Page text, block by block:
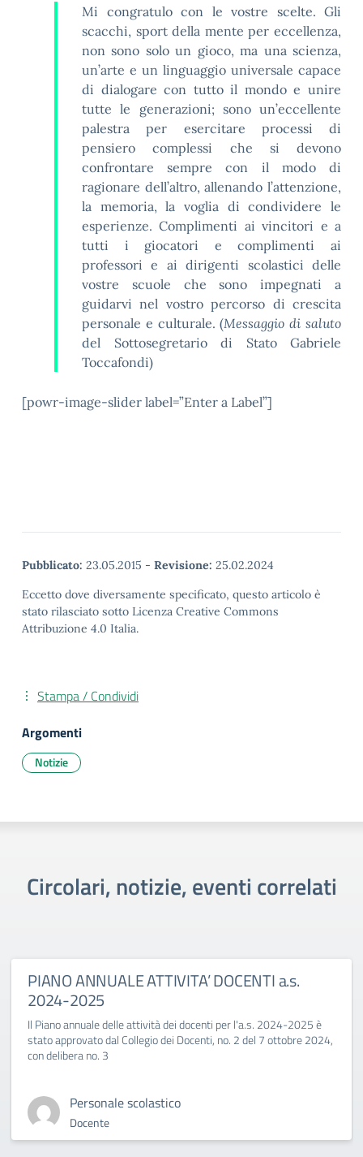
Mi congratulo con le vostre scelte. Gli
scacchi, sport della mente per eccellenza,
non sono solo un gioco, ma una scienza,
un’arte e un linguaggio universale capace
di dialogare con tutto il mondo e unire
tutte le generazioni; sono un’eccellente
palestra per esercitare processi di
pensiero complessi che si devono
confrontare sempre con il modo di
ragionare dell’altro, allenando l’attenzione,
la memoria, la voglia di condividere le
esperienze. Complimenti ai vincitori e a
tutti i giocatori e complimenti ai
professori e ai dirigenti scolastici delle
vostre scuole che sono impegnati a
guidarvi nel vostro percorso di crescita
personale e culturale. (Messaggio di saluto
del Sottosegretario di Stato Gabriele
Toccafondi)
[powr-image-slider label=”Enter a Label”]
Pubblicato: 23.05.2015 - Revisione: 25.02.2024
Eccetto dove diversamente specificato, questo articolo è
stato rilasciato sotto Licenza Creative Commons
Attribuzione 4.0 Italia.
Stampa / Condividi
Argomenti
Notizie
Circolari, notizie, eventi correlati
PIANO ANNUALE ATTIVITA’ DOCENTI a.s.
2024-2025
Il Piano annuale delle attività dei docenti per l'a.s. 2024-2025 è
stato approvato dal Collegio dei Docenti, no. 2 del 7 ottobre 2024,
con delibera no. 3
Personale scolastico
Docente